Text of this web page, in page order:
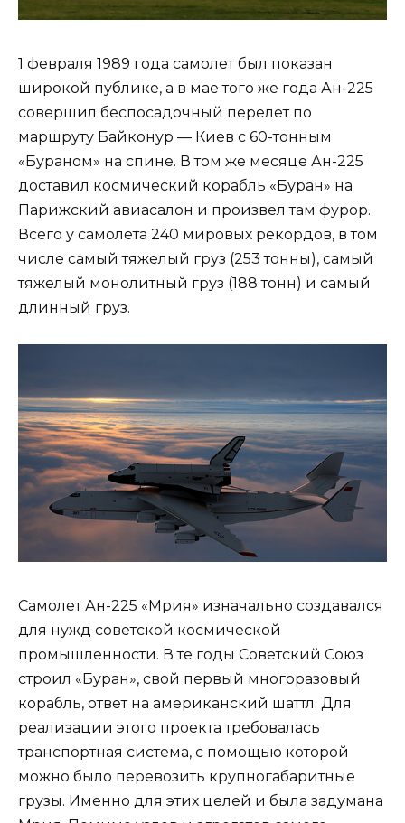
1 февраля 1989 года самолет был показан
широкой публике, а в мае того же года Ан-225
совершил беспосадочный перелет по
маршруту Байконур — Киев с 60-тонным
«Бураном» на спине. В том же месяце Ан-225
доставил космический корабль «Буран» на
Парижский авиасалон и произвел там фурор.
Всего у самолета 240 мировых рекордов, в том
числе самый тяжелый груз (253 тонны), самый
тяжелый монолитный груз (188 тонн) и самый
длинный груз.
Самолет Ан-225 «Мрия» изначально создавался
для нужд советской космической
промышленности. В те годы Советский Союз
строил «Буран», свой первый многоразовый
корабль, ответ на американский шаттл. Для
реализации этого проекта требовалась
транспортная система, с помощью которой
можно было перевозить крупногабаритные
грузы. Именно для этих целей и была задумана